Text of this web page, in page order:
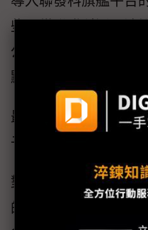
些，從聯發科近期法
公司對於2024年在旗
點，信心可說是非常
最後則是聯發科究竟
子（Samsung
對聯發科來說，如果
的上限，打進市場龍